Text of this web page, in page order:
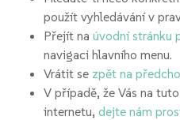
použít vyhledávání v
Přejít na úvodní stránku
navigaci hlavního menu.
Vrátit se zpět na
V případě, že Vás na
internetu, dejte nám